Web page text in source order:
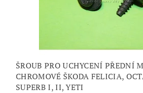
ŠROUB PRO UCHYCENÍ PŘEDNÍ
CHROMOVÉ ŠKODA FELICIA,
SUPERB I, II, YETI